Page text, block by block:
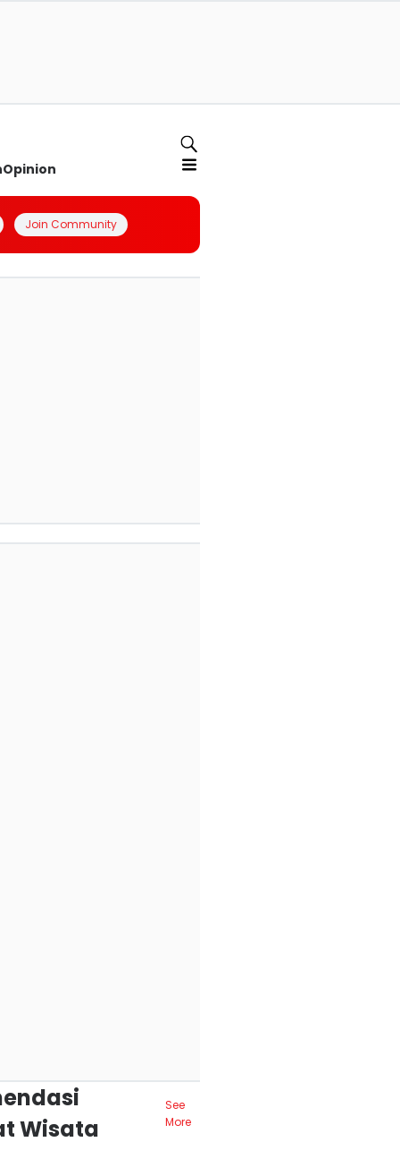
Opinion
Join Community
Wisata
See
More